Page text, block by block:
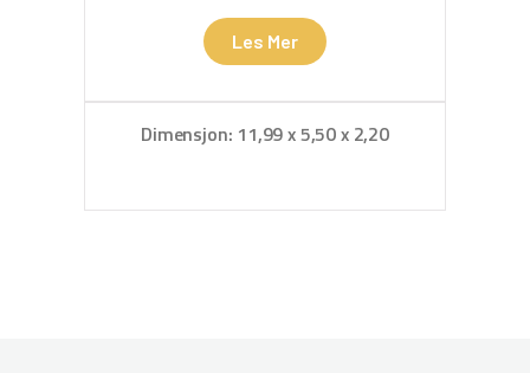
Les Mer
Dimensjon: 11,99 x 5,50 x 2,20